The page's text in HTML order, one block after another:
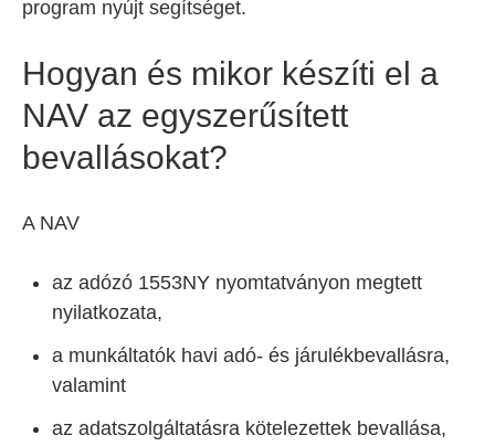
program nyújt segítséget.
Hogyan és mikor készíti el a
NAV az egyszerűsített
bevallásokat?
A NAV
az adózó 1553NY nyomtatványon megtett
nyilatkozata,
a munkáltatók havi adó- és járulékbevallásra,
valamint
az adatszolgáltatásra kötelezettek bevallása,